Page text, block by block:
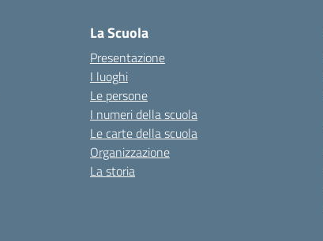
La Scuola
Presentazione
I luoghi
Le persone
I numeri della scuola
Le carte della scuola
Organizzazione
La storia